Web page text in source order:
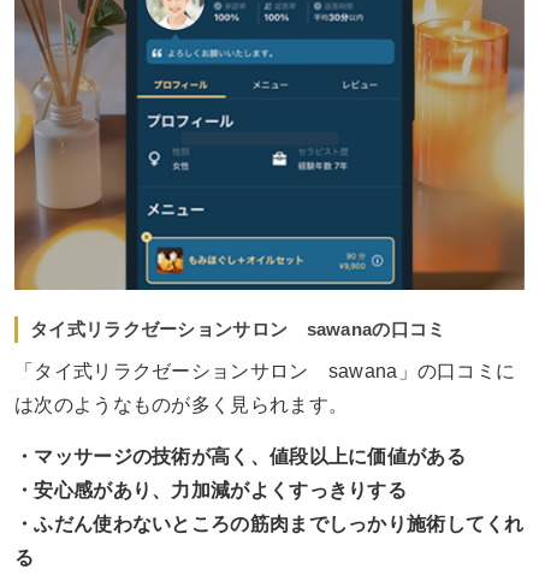
タイ式リラクゼーションサロン sawanaの口コミ
「タイ式リラクゼーションサロン sawana」の口コミに
は次のようなものが多く見られます。
・マッサージの技術が高く、値段以上に価値がある
・安心感があり、力加減がよくすっきりする
・ふだん使わないところの筋肉までしっかり施術してくれ
る